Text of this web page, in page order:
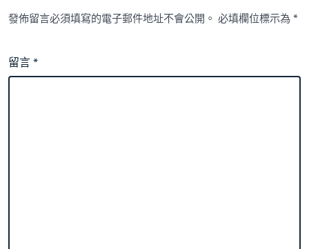
發佈留言必須填寫的電子郵件地址不會公開。 必填欄位標示為*
留言*